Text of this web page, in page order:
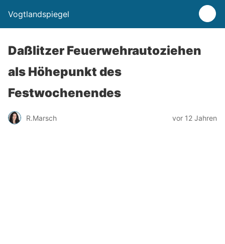
Vogtlandspiegel
Daßlitzer Feuerwehrautoziehen
als Höhepunkt des
Festwochenendes
R.Marsch vor 12 Jahren